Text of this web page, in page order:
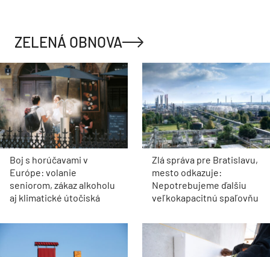
ZELENÁ OBNOVA
Boj s horúčavami v
Európe: volanie
seniorom, zákaz alkoholu
aj klimatické útočiská
Zlá správa pre Bratislavu,
mesto odkazuje:
Nepotrebujeme ďalšiu
veľkokapacitnú spaľovňu